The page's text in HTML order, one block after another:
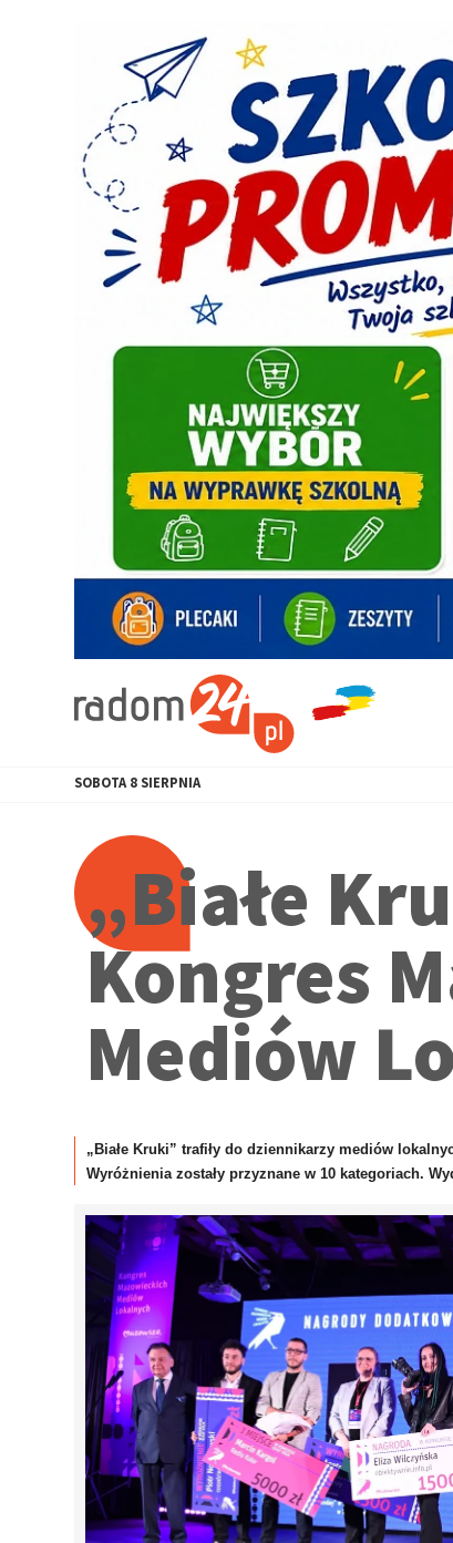
SOBOTA 8 SIERPNIA
„Białe
Kongres
Mediów
„Białe Kruki” trafiły do dziennikarzy mediów
Wyróżnienia zostały przyznane w 10 kategoriach.